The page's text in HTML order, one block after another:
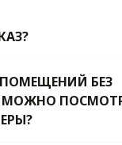
БЕЗ
МОЖНО